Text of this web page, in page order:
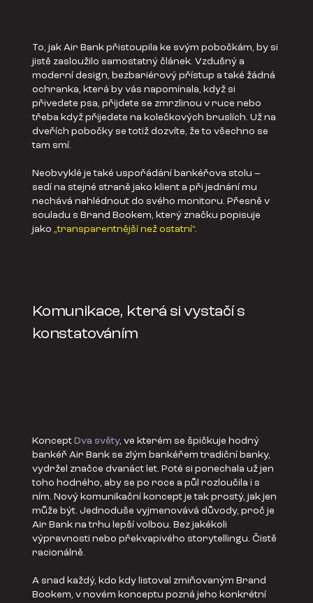
To, jak Air Bank přistoupila ke svým pobočkám, by si
jistě zasloužilo samostatný článek. Vzdušný a
moderní design, bezbariérový přístup a také žádná
ochranka, která by vás napomínala, když si
přivedete psa, přijdete se zmrzlinou v ruce nebo
třeba když přijedete na kolečkových bruslích. Už na
dveřích pobočky se totiž dozvíte, že to všechno se
tam smí.
Neobvyklé je také uspořádání bankéřova stolu –
sedí na stejné straně jako klient a při jednání mu
nechává nahlédnout do svého monitoru. Přesně v
souladu s Brand Bookem, který značku popisuje
jako „transparentnější než ostatní“.
Komunikace, která si vystačí s
konstatováním
Koncept Dva světy, ve kterém se špičkuje hodný
bankéř Air Bank se zlým bankéřem tradiční banky,
vydržel značce dvanáct let. Poté si ponechala už jen
toho hodného, aby se po roce a půl rozloučila i s
ním. Nový komunikační koncept je tak prostý, jak jen
může být. Jednoduše vyjmenovává důvody, proč je
Air Bank na trhu lepší volbou. Bez jakékoli
výpravnosti nebo překvapivého storytellingu. Čistě
racionálně.
A snad každý, kdo kdy listoval zmiňovaným Brand
Bookem, v novém konceptu pozná jeho konkrétní